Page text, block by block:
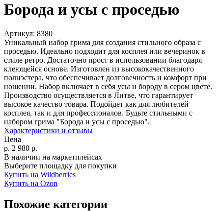
Борода и усы с проседью
Артикул: 8380
Уникальный набор грима для создания стильного образа с
проседью. Идеально подходит для косплея или вечеринок в
стиле ретро. Достаточно прост в использовании благодаря
клеющейся основе. Изготовлен из высококачественного
полиэстера, что обеспечивает долговечность и комфорт при
ношении. Набор включает в себя усы и бороду в сером цвете.
Производство осуществляется в Литве, что гарантирует
высокое качество товара. Подойдет как для любителей
косплея, так и для профессионалов. Будьте стильными с
набором грима "Борода и усы с проседью".
Характеристики и отзывы
Цена
р. 2 980 р.
В наличии на маркетплейсах
Выберите площадку для покупки
Купить на Wildberries
Купить на Ozon
Похожие категории